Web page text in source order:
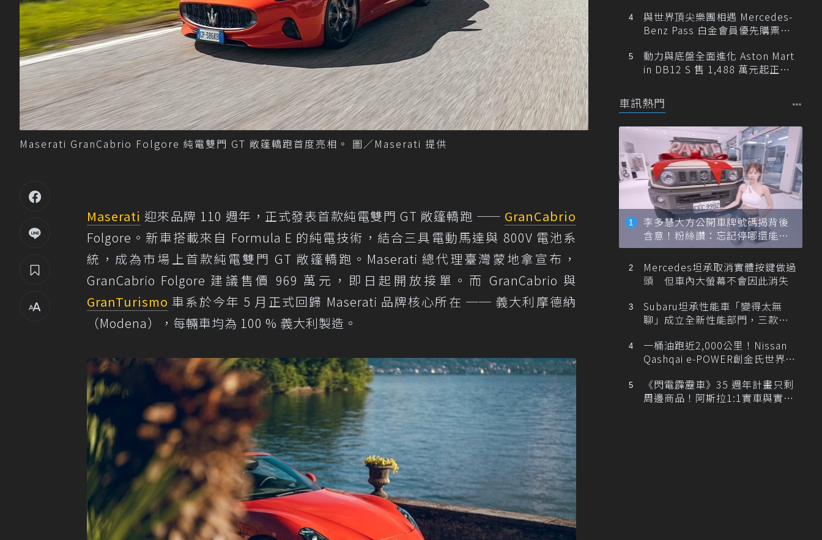
Maserati GranCabrio Folgore 純電雙門 GT 敞篷轎跑首度亮相。 圖／Maserati 提供
Maserati 迎來品牌 110 週年，正式發表首款純電雙門 GT 敞篷轎跑 —— GranCabrio
Folgore。新車搭載來自 Formula E 的純電技術，結合三具電動馬達與 800V 電池系
統，成為市場上首款純電雙門 GT 敞篷轎跑。Maserati 總代理臺灣蒙地拿宣布，
GranCabrio Folgore 建議售價 969 萬元，即日起開放接單。而 GranCabrio 與
GranTurismo 車系於今年 5 月正式回歸 Maserati 品牌核心所在 ── 義大利摩德納
（Modena），每輛車均為 100 % 義大利製造。
與世界頂尖樂團相遇 Mercedes-
Benz Pass 白金會員優先購票維
動力與底盤全面進化 Aston Mart
in DB12 S 售 1,488 萬元起正式
車訊熱門
李多慧大方公開車牌號碼揭背後
含意！粉絲讚：忘記停哪還能幫
忙找車
Mercedes坦承取消實體按鍵做過
頭 但車內大螢幕不會因此消失
Subaru坦承性能車「變得太無
聊」成立全新性能部門，三款手
一桶油跑近2,000公里！Nissan
Qashqai e-POWER創金氏世界紀
《閃電霹靂車》35 週年計畫只剩
周邊商品！阿斯拉1:1實車與實體